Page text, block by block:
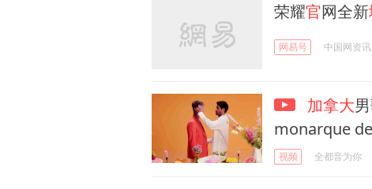
荣耀官网全新
网易号 中国网资讯
加拿大
monarque
视频 全都音为你